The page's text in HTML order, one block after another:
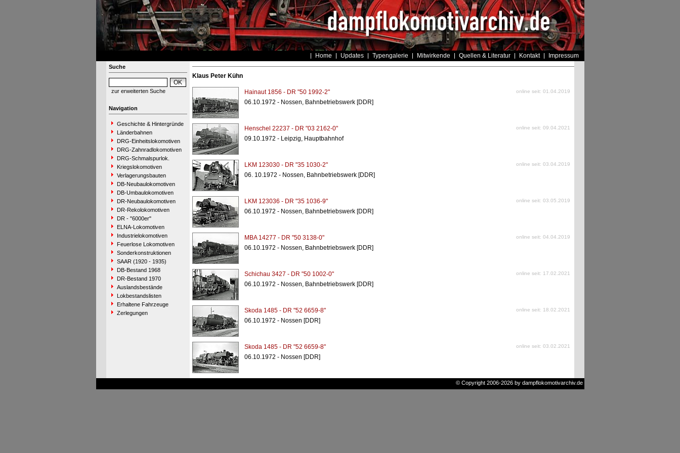
Home Updates Typengalerie Mitwirkende Quellen & Literatur Kontakt Impressum
Suche
zur erweiterten Suche
Navigation
Geschichte & Hintergründe
Länderbahnen
DRG-Einheitslokomotiven
DRG-Zahnradlokomotiven
DRG-Schmalspurlok.
Kriegslokomotiven
Verlagerungsbauten
DB-Neubaulokomotiven
DB-Umbaulokomotiven
DR-Neubaulokomotiven
DR-Rekolokomotiven
DR - "6000er"
ELNA-Lokomotiven
Industrielokomotiven
Feuerlose Lokomotiven
Sonderkonstruktionen
SAAR (1920 - 1935)
DB-Bestand 1968
DR-Bestand 1970
Auslandsbestände
Lokbestandslisten
Erhaltene Fahrzeuge
Zerlegungen
Klaus Peter Kühn
Hainaut 1856 - DR "50 1992-2" online seit: 01.04.2019
06.10.1972 - Nossen, Bahnbetriebswerk [DDR]
Henschel 22237 - DR "03 2162-0" online seit: 09.04.2021
09.10.1972 - Leipzig, Hauptbahnhof
LKM 123030 - DR "35 1030-2" online seit: 03.04.2019
06. 10.1972 - Nossen, Bahnbetriebswerk [DDR]
LKM 123036 - DR "35 1036-9" online seit: 03.05.2019
06.10.1972 - Nossen, Bahnbetriebswerk [DDR]
MBA 14277 - DR "50 3138-0" online seit: 04.04.2019
06.10.1972 - Nossen, Bahnbetriebswerk [DDR]
Schichau 3427 - DR "50 1002-0" online seit: 17.02.2021
06.10.1972 - Nossen, Bahnbetriebswerk [DDR]
Skoda 1485 - DR "52 6659-8" online seit: 18.02.2021
06.10.1972 - Nossen [DDR]
Skoda 1485 - DR "52 6659-8" online seit: 03.02.2021
06.10.1972 - Nossen [DDR]
© Copyright 2006-2026 by dampflokomotivarchiv.de